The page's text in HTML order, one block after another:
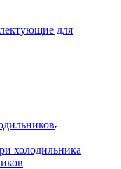
для
холодильника